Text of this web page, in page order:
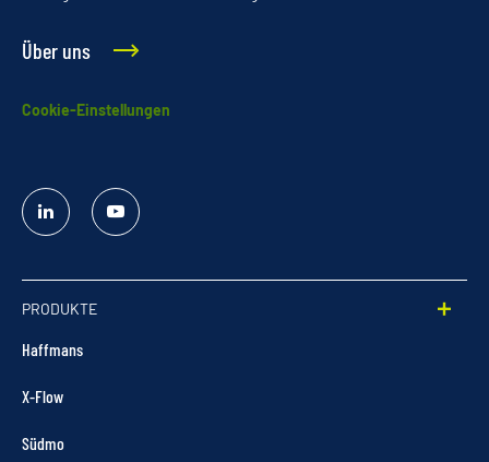
Über uns
Cookie-Einstellungen
Linked
In
YouTube
PRODUKTE
Haffmans
X-Flow
Südmo